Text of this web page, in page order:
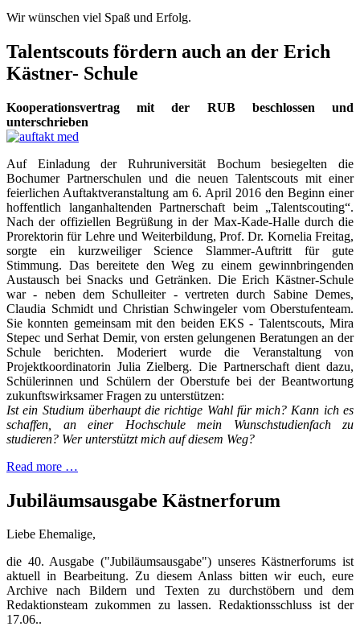
Wir wünschen viel Spaß und Erfolg.
Talentscouts fördern auch an der Erich
Kästner- Schule
Kooperationsvertrag mit der RUB beschlossen und
unterschrieben
Auf Einladung der Ruhruniversität Bochum besiegelten die
Bochumer Partnerschulen und die neuen Talentscouts mit einer
feierlichen Auftaktveranstaltung am 6. April 2016 den Beginn einer
hoffentlich langanhaltenden Partnerschaft beim „Talentscouting“.
Nach der offiziellen Begrüßung in der Max-Kade-Halle durch die
Prorektorin für Lehre und Weiterbildung, Prof. Dr. Kornelia Freitag,
sorgte ein kurzweiliger Science Slammer-Auftritt für gute
Stimmung. Das bereitete den Weg zu einem gewinnbringenden
Austausch bei Snacks und Getränken. Die Erich Kästner-Schule
war - neben dem Schulleiter - vertreten durch Sabine Demes,
Claudia Schmidt und Christian Schwingeler vom Oberstufenteam.
Sie konnten gemeinsam mit den beiden EKS - Talentscouts, Mira
Stepec und Serhat Demir, von ersten gelungenen Beratungen an der
Schule berichten. Moderiert wurde die Veranstaltung von
Projektkoordinatorin Julia Zielberg. Die Partnerschaft dient dazu,
Schülerinnen und Schülern der Oberstufe bei der Beantwortung
zukunftswirksamer Fragen zu unterstützen:
Ist ein Studium überhaupt die richtige Wahl für mich? Kann ich es
schaffen, an einer Hochschule mein Wunschstudienfach zu
studieren? Wer unterstützt mich auf diesem Weg?
Read more …
Jubiläumsausgabe Kästnerforum
Liebe Ehemalige,
die 40. Ausgabe ("Jubiläumsausgabe") unseres Kästnerforums ist
aktuell in Bearbeitung. Zu diesem Anlass bitten wir euch, eure
Archive nach Bildern und Texten zu durchstöbern und dem
Redaktionsteam zukommen zu lassen. Redaktionsschluss ist der
17.06..